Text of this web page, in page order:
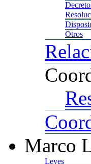
Otros
Marco
Leyes